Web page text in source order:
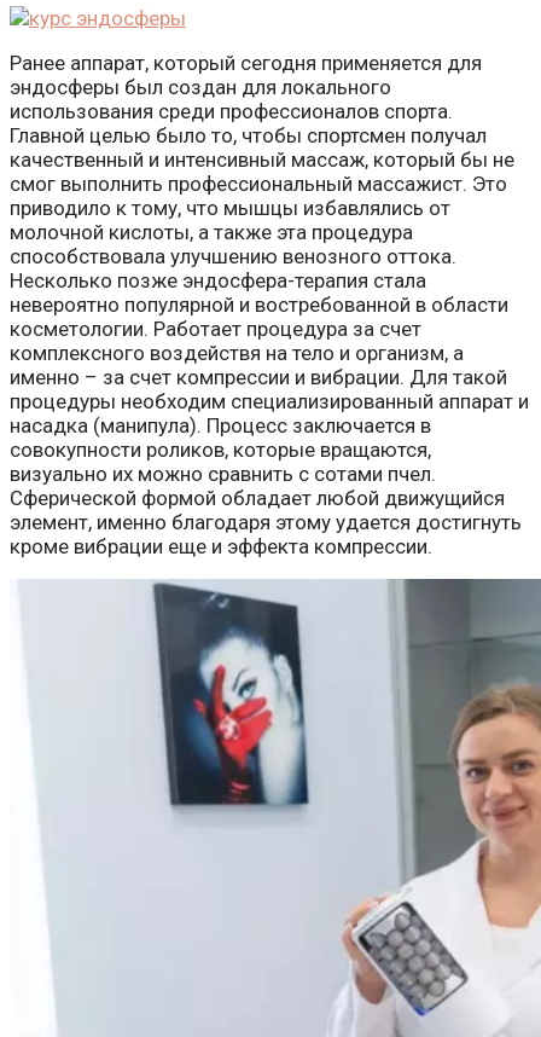
Ранее аппарат, который сегодня применяется для
эндосферы был создан для локального
использования среди профессионалов спорта.
Главной целью было то, чтобы спортсмен получал
качественный и интенсивный массаж, который бы не
смог выполнить профессиональный массажист. Это
приводило к тому, что мышцы избавлялись от
молочной кислоты, а также эта процедура
способствовала улучшению венозного оттока.
Несколько позже эндосфера-терапия стала
невероятно популярной и востребованной в области
косметологии. Работает процедура за счет
комплексного воздействя на тело и организм, а
именно – за счет компрессии и вибрации. Для такой
процедуры необходим специализированный аппарат и
насадка (манипула). Процесс заключается в
совокупности роликов, которые вращаются,
визуально их можно сравнить с сотами пчел.
Сферической формой обладает любой движущийся
элемент, именно благодаря этому удается достигнуть
кроме вибрации еще и эффекта компрессии.